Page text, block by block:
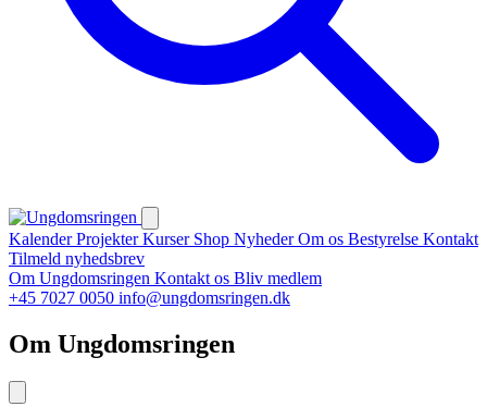
KalenderProjekterKurser Shop NyhederOm os Bestyrelse Kontakt
Tilmeld nyhedsbrev
Om Ungdomsringen Kontakt os Bliv medlem
+45 7027 0050 info@ungdomsringen.dk
Om Ungdomsringen